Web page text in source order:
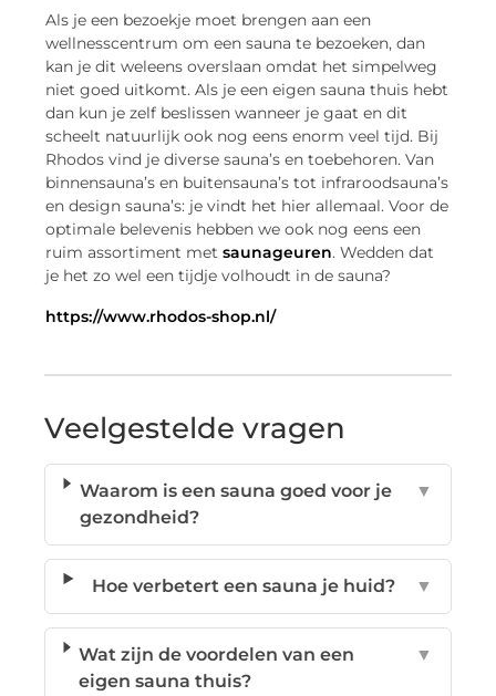
Als je een bezoekje moet brengen aan een
wellnesscentrum om een sauna te bezoeken, dan
kan je dit weleens overslaan omdat het simpelweg
niet goed uitkomt. Als je een eigen sauna thuis hebt
dan kun je zelf beslissen wanneer je gaat en dit
scheelt natuurlijk ook nog eens enorm veel tijd. Bij
Rhodos vind je diverse sauna’s en toebehoren. Van
binnensauna’s en buitensauna’s tot infraroodsauna’s
en design sauna’s: je vindt het hier allemaal. Voor de
optimale belevenis hebben we ook nog eens een
ruim assortiment metsaunageuren. Wedden dat
je het zo wel een tijdje volhoudt in de sauna?
https://www.rhodos-shop.nl/
Veelgestelde vragen
Waarom is een sauna goed voor je
gezondheid?
▼
Hoe verbetert een sauna je huid? ▼
Wat zijn de voordelen van een
eigen sauna thuis?
▼